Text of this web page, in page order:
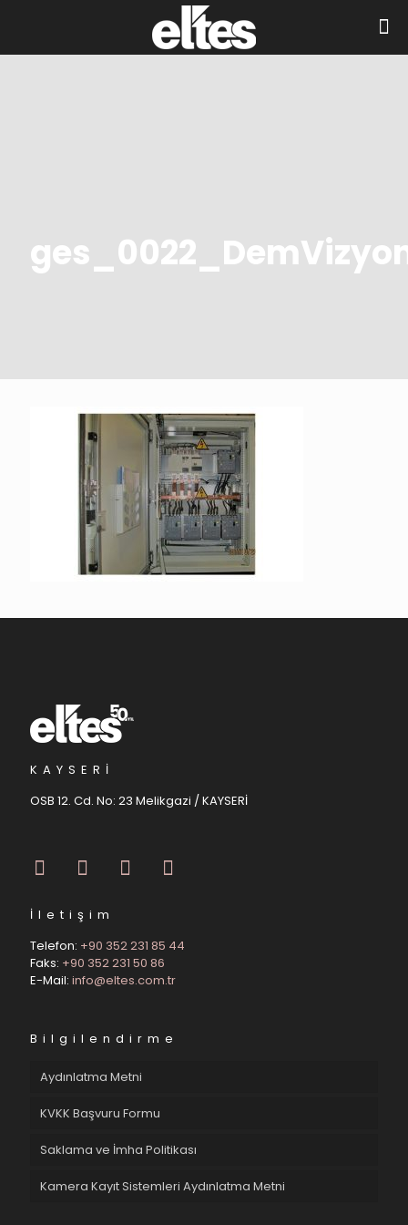
KAYSERİ
OSB 12. Cd. No: 23 Melikgazi / KAYSERİ
İletişim
Telefon: +90 352 231 85 44
Faks: +90 352 231 50 86
E-Mail: info@eltes.com.tr
Bilgilendirme
Aydınlatma Metni
KVKK Başvuru Formu
Saklama ve İmha Politikası
Kamera Kayıt Sistemleri Aydınlatma Metni